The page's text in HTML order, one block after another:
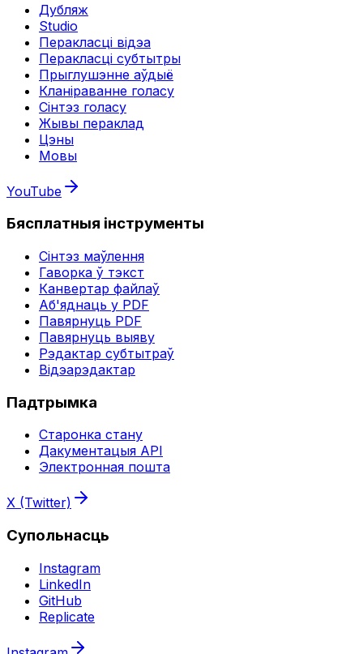
Дубляж
Studio
Перакласці відэа
Перакласці субтытры
Прыглушэнне аўдыё
Кланіраванне голасу
Сінтэз голасу
Жывы пераклад
Цэны
Мовы
YouTube
Бясплатныя інструменты
Сінтэз маўлення
Гаворка ў тэкст
Канвертар файлаў
Аб'яднаць у PDF
Павярнуць PDF
Павярнуць выяву
Рэдактар субтытраў
Відэарэдактар
Падтрымка
Старонка стану
Дакументацыя API
Электронная пошта
X (Twitter)
Супольнасць
Instagram
LinkedIn
GitHub
Replicate